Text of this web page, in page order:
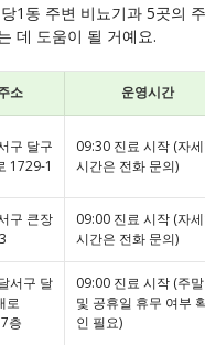
1동 주변 비뇨기과 5곳의
데 도움이 될 거예요.
소 운영시간
구 달구
1729-1
09:30 진료 시작 (자
시간은 전화 문의)
구 큰장
09:00 진료 시작 (자
시간은 전화 문의)
서구 달
로
층
09:00 진료 시작 (주말
및 공휴일 휴무 여부
인 필요)